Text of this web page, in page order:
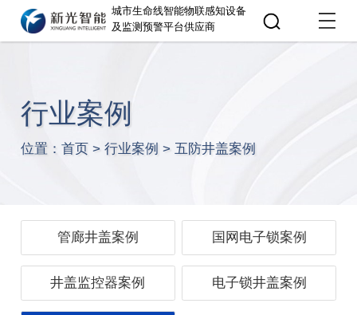
城市生命线智能物联感知设备
及监测预警平台供应商
行业案例
位置： 首页> 行业案例 > 五防井盖案例
管廊井盖案例 国网电子锁案例
井盖监控器案例 电子锁井盖案例